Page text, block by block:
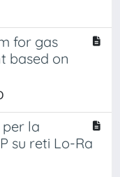
for gas
based on
per la
su reti Lo-Ra